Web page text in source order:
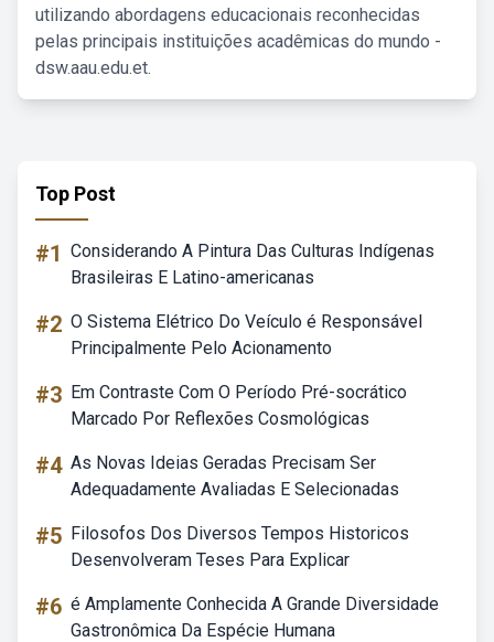
utilizando abordagens educacionais reconhecidas
pelas principais instituições acadêmicas do mundo -
dsw.aau.edu.et.
Top Post
#1 Considerando A Pintura Das Culturas Indígenas
Brasileiras E Latino-americanas
#2 O Sistema Elétrico Do Veículo é Responsável
Principalmente Pelo Acionamento
#3 Em Contraste Com O Período Pré-socrático
Marcado Por Reflexões Cosmológicas
#4 As Novas Ideias Geradas Precisam Ser
Adequadamente Avaliadas E Selecionadas
#5 Filosofos Dos Diversos Tempos Historicos
Desenvolveram Teses Para Explicar
#6 é Amplamente Conhecida A Grande Diversidade
Gastronômica Da Espécie Humana